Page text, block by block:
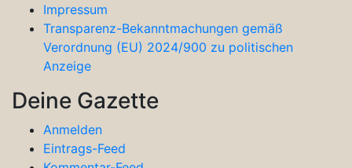
Impressum
Transparenz-Bekanntmachungen gemäß
Verordnung (EU) 2024/900 zu politischen
Anzeige
Deine Gazette
Anmelden
Eintrags-Feed